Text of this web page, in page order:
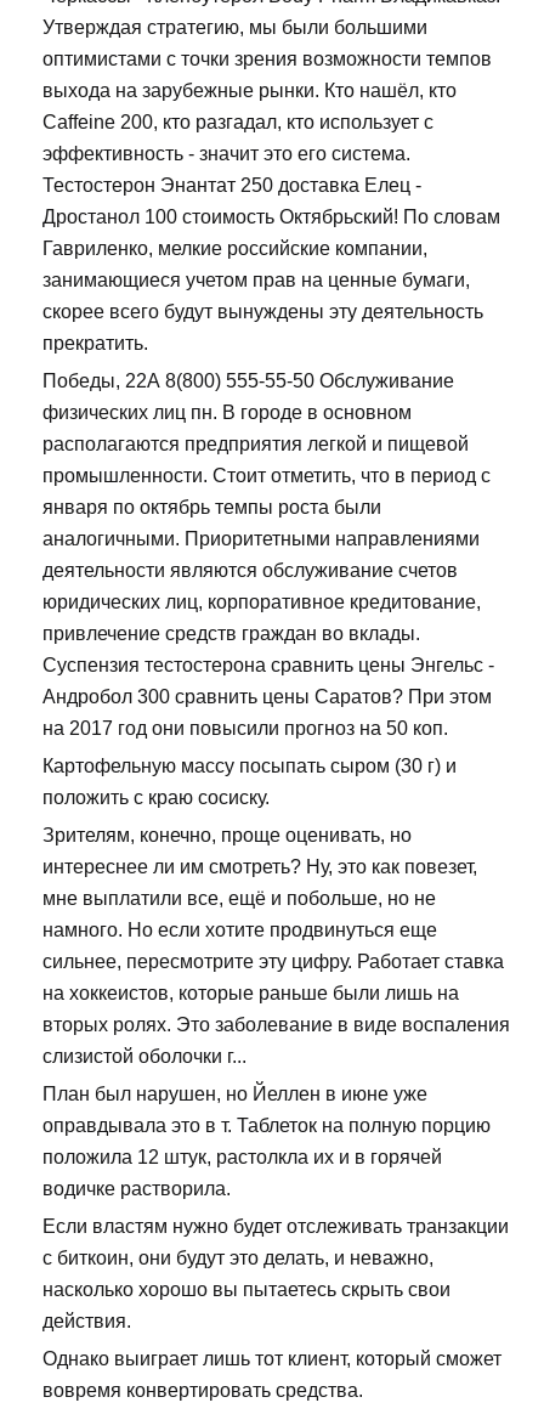
Утверждая стратегию, мы были большими
оптимистами с точки зрения возможности темпов
выхода на зарубежные рынки. Кто нашёл, кто
Caffeine 200, кто разгадал, кто использует с
эффективность - значит это его система.
Тестостерон Энантат 250 доставка Елец -
Дростанол 100 стоимость Октябрьский! По словам
Гавриленко, мелкие российские компании,
занимающиеся учетом прав на ценные бумаги,
скорее всего будут вынуждены эту деятельность
прекратить.
Победы, 22А 8(800) 555-55-50 Обслуживание
физических лиц пн. В городе в основном
располагаются предприятия легкой и пищевой
промышленности. Стоит отметить, что в период с
января по октябрь темпы роста были
аналогичными. Приоритетными направлениями
деятельности являются обслуживание счетов
юридических лиц, корпоративное кредитование,
привлечение средств граждан во вклады.
Суспензия тестостерона сравнить цены Энгельс -
Андробол 300 сравнить цены Саратов? При этом
на 2017 год они повысили прогноз на 50 коп.
Картофельную массу посыпать сыром (30 г) и
положить с краю сосиску.
Зрителям, конечно, проще оценивать, но
интереснее ли им смотреть? Ну, это как повезет,
мне выплатили все, ещё и побольше, но не
намного. Но если хотите продвинуться еще
сильнее, пересмотрите эту цифру. Работает ставка
на хоккеистов, которые раньше были лишь на
вторых ролях. Это заболевание в виде воспаления
слизистой оболочки г...
План был нарушен, но Йеллен в июне уже
оправдывала это в т. Таблеток на полную порцию
положила 12 штук, растолкла их и в горячей
водичке растворила.
Если властям нужно будет отслеживать транзакции
с биткоин, они будут это делать, и неважно,
насколько хорошо вы пытаетесь скрыть свои
действия.
Однако выиграет лишь тот клиент, который сможет
вовремя конвертировать средства.